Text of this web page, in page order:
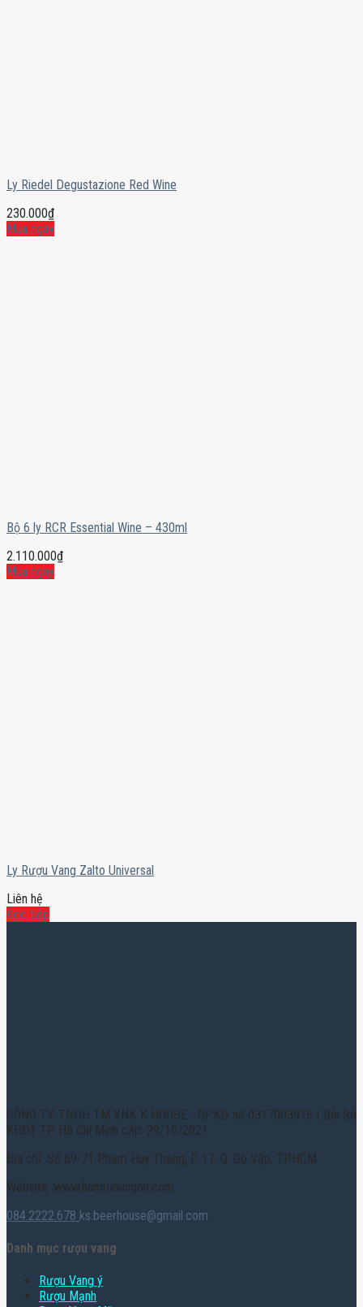
Ly Riedel Degustazione Red Wine
230.000₫
Mua ngay
Bộ 6 ly RCR Essential Wine – 430ml
2.110.000₫
Mua ngay
Ly Rượu Vang Zalto Universal
Liên hệ
Đọc tiếp
CÔNG TY TNHH TM XNK K HOUSE - GPKD số 0317003916 | Bởi Sở
KHĐT TP. Hồ Chí Minh cấp: 29/10/2021
Địa chỉ: Số 69-71 Phạm Huy Thông, P. 17, Q. Gò Vấp, TPHCM
Website: www.hamruoungon.com
084.2222.678 ks.beerhouse@gmail.com
Danh mục rượu vang
Rượu Vang ý
Rượu Mạnh